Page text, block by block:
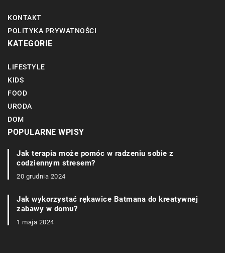
KONTAKT
POLITYKA PRYWATNOŚCI
KATEGORIE
LIFESTYLE
KIDS
FOOD
URODA
DOM
POPULARNE WPISY
Jak terapia może pomóc w radzeniu sobie z
codziennym stresem?
20 grudnia 2024
Jak wykorzystać rękawice Batmana do kreatywnej
zabawy w domu?
1 maja 2024